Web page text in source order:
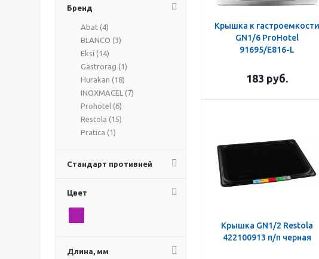
Бренд
Abat (4)
BLANCO (3)
Eksi (14)
Gastrorag (1)
Hurakan (18)
INOXMACEL (7)
Prohotel (6)
Restola (15)
Pratica (1)
Стандарт противней
Цвет
Длина, мм
Крышка к гастроемкости
GN1/6 ProHotel
91695/E816-L
183 руб.
Крышка GN1/2 Restola
422100913 п/п черная